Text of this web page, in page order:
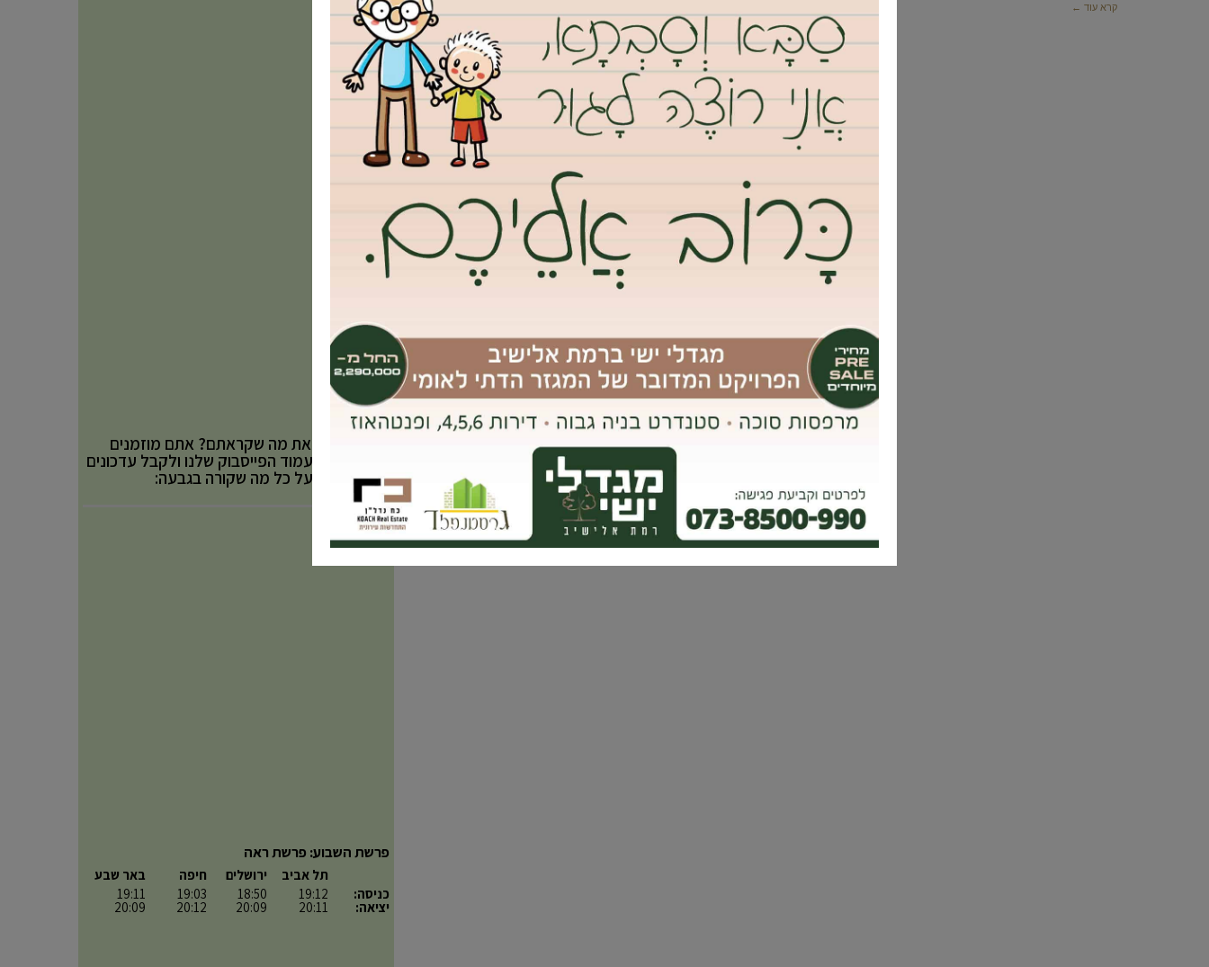
קרא עוד ←
אהבתם את מה שקראתם? אתם מוזמנים
לעקוב אחר עמוד הפייסבוק שלנו ולקבל עדכונים
באופן שוטף על כל מה שקורה בגבעה:
פרשת השבוע: פרשת ראה
כניסה:
יציאה:
תל אביב
19:12
20:11
ירושלים
18:50
20:09
חיפה
19:03
20:12
באר שבע
19:11
20:09